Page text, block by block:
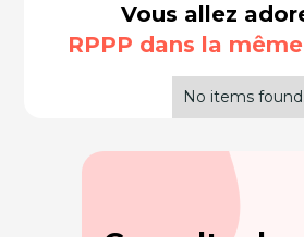
Vous allez
RPPP dans la
No items found.